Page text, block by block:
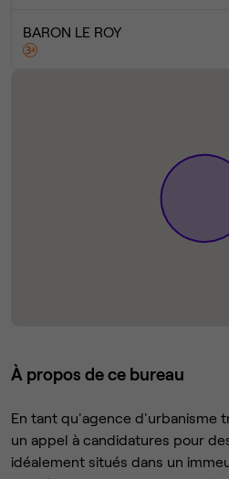
BARON LE ROY
À propos de ce bureau
En tant qu'agence d'urbanisme
un appel à candidatures pour
idéalement situés dans un